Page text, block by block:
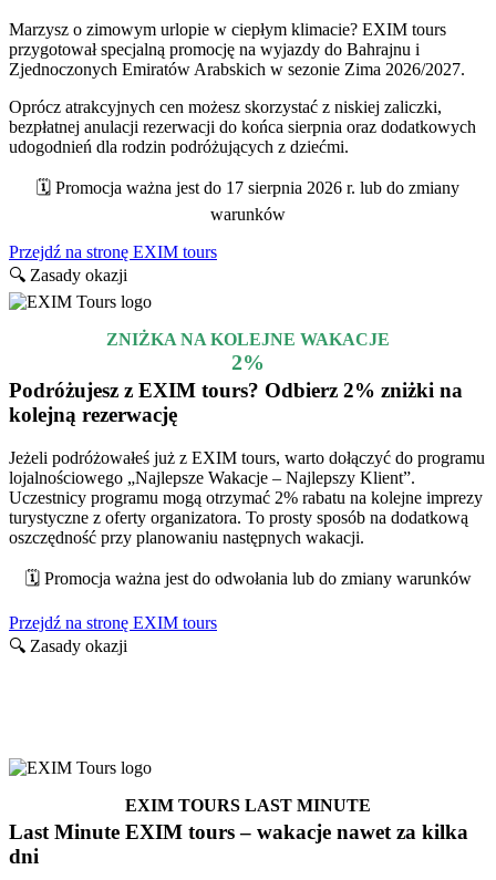
Marzysz o zimowym urlopie w ciepłym klimacie? EXIM tours
przygotował specjalną promocję na wyjazdy do Bahrajnu i
Zjednoczonych Emiratów Arabskich w sezonie Zima 2026/2027.
Oprócz atrakcyjnych cen możesz skorzystać z niskiej zaliczki,
bezpłatnej anulacji rezerwacji do końca sierpnia oraz dodatkowych
udogodnień dla rodzin podróżujących z dziećmi.
🗓️ Promocja ważna jest do 17 sierpnia 2026 r. lub do zmiany
warunków
Przejdź na stronę EXIM tours
🔍 Zasady okazji
ZNIŻKA NA KOLEJNE WAKACJE
2%
Podróżujesz z EXIM tours? Odbierz 2% zniżki na
kolejną rezerwację
Jeżeli podróżowałeś już z EXIM tours, warto dołączyć do programu
lojalnościowego „Najlepsze Wakacje – Najlepszy Klient”.
Uczestnicy programu mogą otrzymać 2% rabatu na kolejne imprezy
turystyczne z oferty organizatora. To prosty sposób na dodatkową
oszczędność przy planowaniu następnych wakacji.
🗓️ Promocja ważna jest do odwołania lub do zmiany warunków
Przejdź na stronę EXIM tours
🔍 Zasady okazji
EXIM TOURS LAST MINUTE
Last Minute EXIM tours – wakacje nawet za kilka
dni